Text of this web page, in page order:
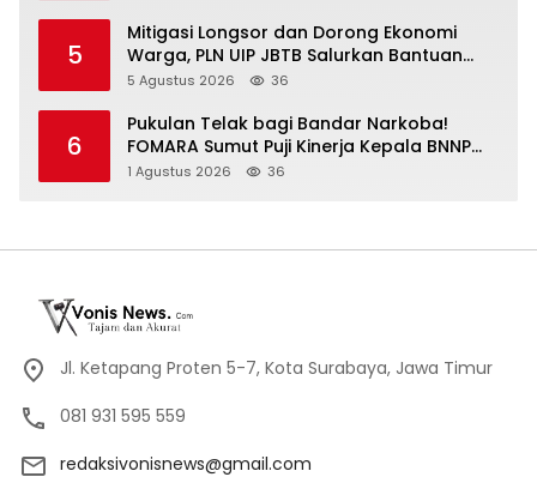
5
Mitigasi Longsor dan Dorong Ekonomi
Warga, PLN UIP JBTB Salurkan Bantuan
Konservasi 4.000 Pohon Aren Genjah Asal
5 Agustus 2026 36
6
Pukulan Telak bagi Bandar Narkoba!
FOMARA Sumut Puji Kinerja Kepala BNNP
Sumut Bongkar Sabu, Ganja, hingga
1 Agustus 2026 36
Jl. Ketapang Proten 5-7, Kota Surabaya, Jawa Timur
081 931 595 559
redaksivonisnews@gmail.com